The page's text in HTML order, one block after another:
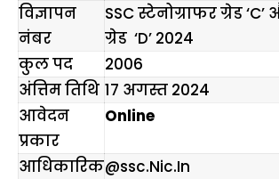
विज्ञापन
नंबर
SSC स्टेनोग्राफर ग्रेड ‘C’
ग्रेड ‘D’ 2024
कुल पद
2006
अंत्तिम तिथि 17 अगस्त 2024
आवेदन
प्रकार
Online
आधिकारिक@ssc.Nic.In